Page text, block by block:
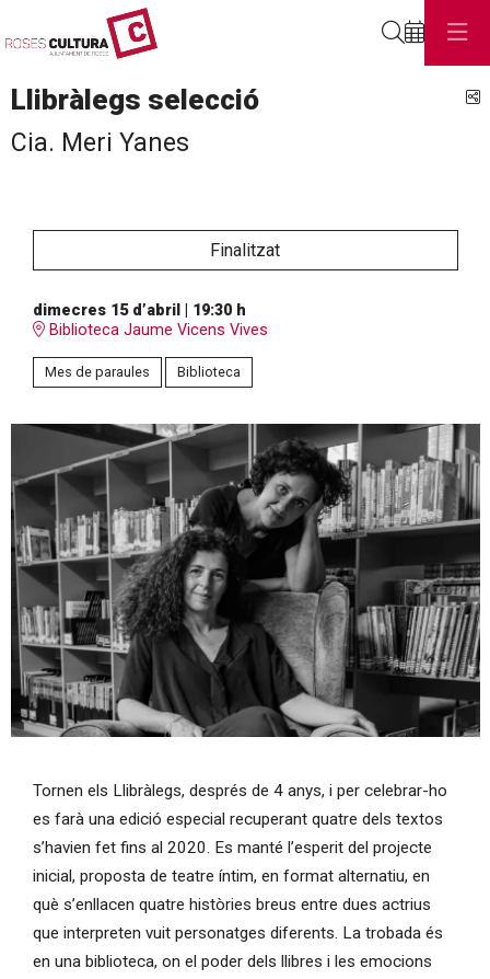
Llibràlegs selecció
Cia. Meri Yanes
Finalitzat
dimecres 15 d’abril
19:30 h
Biblioteca Jaume Vicens Vives
Mes de paraules Biblioteca
Tornen els Llibràlegs, després de 4 anys, i per celebrar-ho
es farà una edició especial recuperant quatre dels textos
s’havien fet fins al 2020. Es manté l’esperit del projecte
inicial, proposta de teatre íntim, en format alternatiu, en
què s’enllacen quatre històries breus entre dues actrius
que interpreten vuit personatges diferents. La trobada és
en una biblioteca, on el poder dels llibres i les emocions